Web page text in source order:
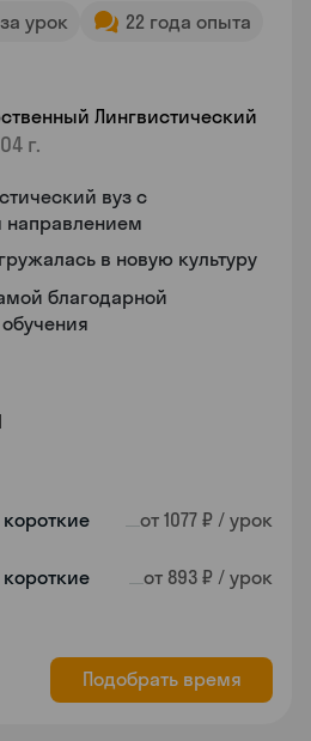
урок
22 года опыта
Лингвистический
г.
вуз с
направлением
в новую культуру
благодарной
от 1077 ₽ / урок
от 893 ₽ / урок
Подобрать время